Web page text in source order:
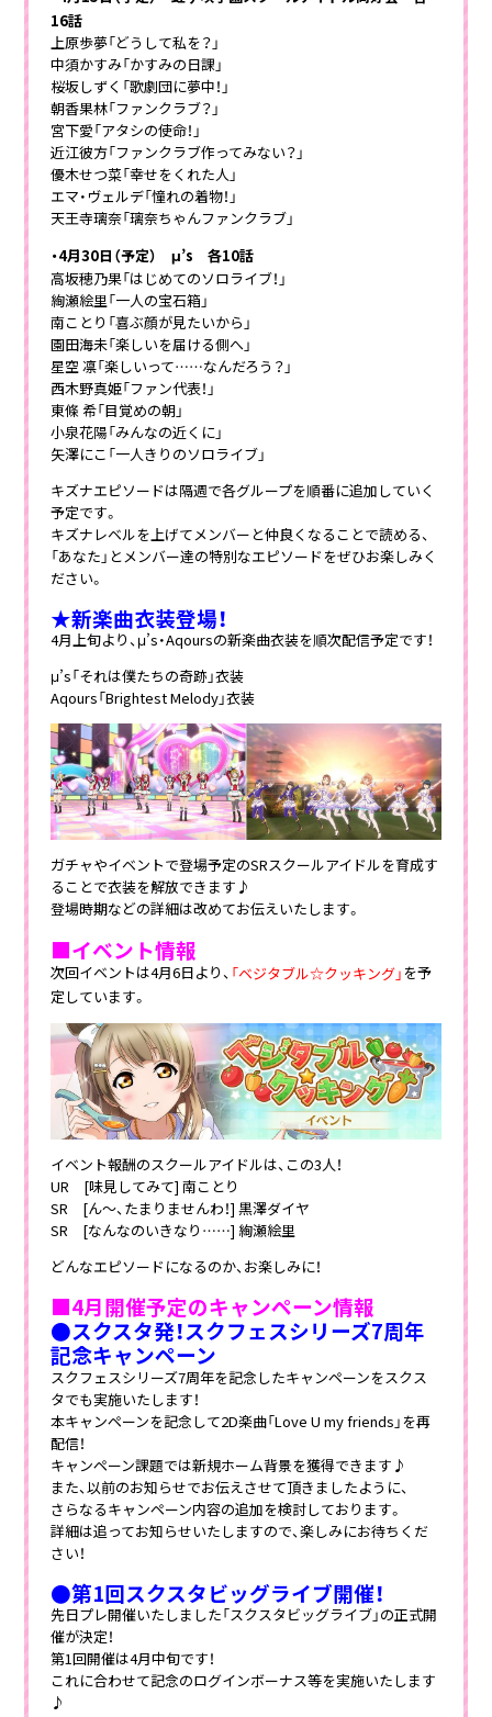
16話
上原歩夢「どうして私を？」
中須かすみ「かすみの日課」
桜坂しずく「歌劇団に夢中！」
朝香果林「ファンクラブ？」
宮下愛「アタシの使命！」
近江彼方「ファンクラブ作ってみない？」
優木せつ菜「幸せをくれた人」
エマ・ヴェルデ「憧れの着物！」
天王寺璃奈「璃奈ちゃんファンクラブ」
・4月30日（予定） μ’s 各10話
高坂穂乃果「はじめてのソロライブ！」
絢瀬絵里「一人の宝石箱」
南ことり「喜ぶ顔が見たいから」
園田海未「楽しいを届ける側へ」
星空 凛「楽しいって……なんだろう？」
西木野真姫「ファン代表！」
東條 希「目覚めの朝」
小泉花陽「みんなの近くに」
矢澤にこ「一人きりのソロライブ」
キズナエピソードは隔週で各グループを順番に追加していく
予定です。
キズナレベルを上げてメンバーと仲良くなることで読める、
「あなた」とメンバー達の特別なエピソードをぜひお楽しみく
ださい。
★新楽曲衣装登場！
4月上旬より、μ’s・Aqoursの新楽曲衣装を順次配信予定です！
μ’s「それは僕たちの奇跡」衣装
Aqours「Brightest Melody」衣装
ガチャやイベントで登場予定のSRスクールアイドルを育成す
ることで衣装を解放できます♪
登場時期などの詳細は改めてお伝えいたします。
■イベント情報
次回イベントは4月6日より、 「ベジタブル☆クッキング」を予
定しています。
イベント報酬のスクールアイドルは、この3人！
UR [味見してみて] 南ことり
SR [ん～、たまりませんわ！] 黒澤ダイヤ
SR [なんなのいきなり……] 絢瀬絵里
どんなエピソードになるのか、お楽しみに！
■4月開催予定のキャンペーン情報
●スクスタ発！スクフェスシリーズ7周年
記念キャンペーン
スクフェスシリーズ7周年を記念したキャンペーンをスクス
タでも実施いたします！
本キャンペーンを記念して2D楽曲「Love U my friends」を再
配信！
キャンペーン課題では新規ホーム背景を獲得できます♪
また、以前のお知らせでお伝えさせて頂きましたように、
さらなるキャンペーン内容の追加を検討しております。
詳細は追ってお知らせいたしますので、楽しみにお待ちくだ
さい！
●第1回スクスタビッグライブ開催！
先日プレ開催いたしました「スクスタビッグライブ」の正式開
催が決定！
第1回開催は4月中旬です！
これに合わせて記念のログインボーナス等を実施いたします
♪